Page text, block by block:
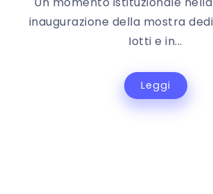
inaugurazione della mostra
Iotti e in...
Leggi